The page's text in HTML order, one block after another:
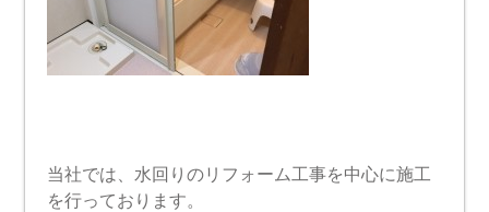
当社では、水回りのリフォーム工事を中心に施工
を行っております。